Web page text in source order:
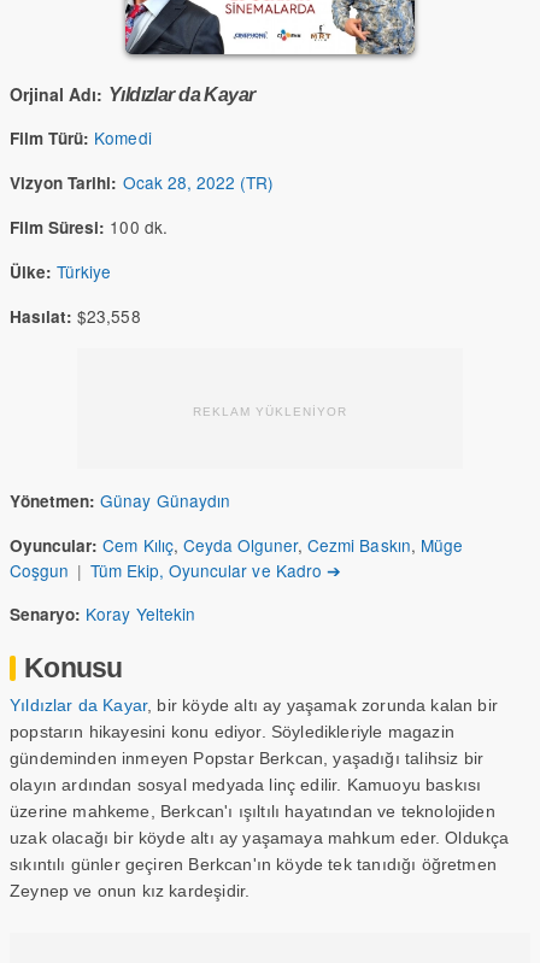
Orjinal Adı: Yıldızlar da Kayar
Film Türü: Komedi
Vizyon Tarihi: Ocak 28, 2022 (TR)
Film Süresi: 100 dk.
Ülke: Türkiye
Hasılat: $23,558
REKLAM YÜKLENİYOR
Yönetmen: Günay Günaydın
Oyuncular: Cem Kılıç, Ceyda Olguner,Cezmi Baskın, Müge
Coşgun | Tüm Ekip, Oyuncular ve Kadro ➔
Senaryo: Koray Yeltekin
Konusu
Yıldızlar da Kayar, bir köyde altı ay yaşamak zorunda kalan bir
popstarın hikayesini konu ediyor. Söyledikleriyle magazin
gündeminden inmeyen Popstar Berkcan, yaşadığı talihsiz bir
olayın ardından sosyal medyada linç edilir. Kamuoyu baskısı
üzerine mahkeme, Berkcan'ı ışıltılı hayatından ve teknolojiden
uzak olacağı bir köyde altı ay yaşamaya mahkum eder. Oldukça
sıkıntılı günler geçiren Berkcan'ın köyde tek tanıdığı öğretmen
Zeynep ve onun kız kardeşidir.